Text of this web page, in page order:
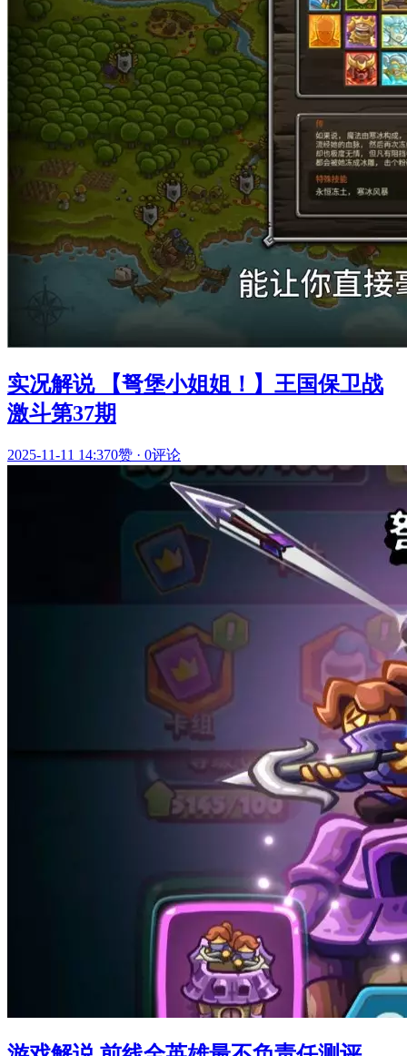
实况解说 【弩堡小姐姐！】王国保卫战
激斗第37期
2025-11-11 14:370赞 · 0评论